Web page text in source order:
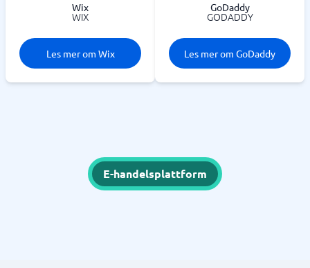
Wix
WIX
Les mer om Wix
GoDaddy
GODADDY
Les mer om GoDaddy
E-handelsplattform